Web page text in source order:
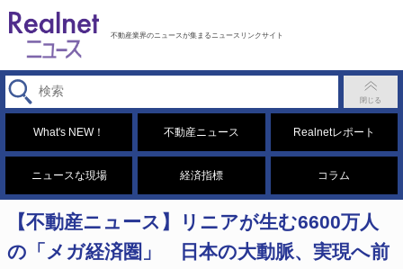
不動産業界のニュースが集まるニュースリンクサイト
What's NEW！ 不動産ニュース Realnetレポート
ニュースな現場 経済指標 コラム
【不動産ニュース】リニアが生む6600万人
の「メガ経済圏」 日本の大動脈、実現へ前